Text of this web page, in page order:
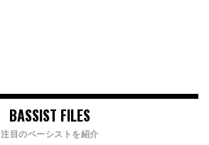
BASSIST FILES
注目のベーシストを紹介